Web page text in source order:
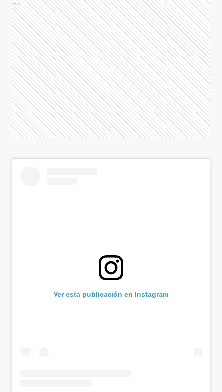
Ads
Ver esta publicación en Instagram